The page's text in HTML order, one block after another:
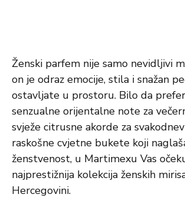
Ženski parfem nije samo nevidljivi
on je odraz emocije, stila i snažan
ostavljate u prostoru. Bilo da
senzualne orijentalne note za
svježe citrusne akorde za
raskošne cvjetne bukete koji
ženstvenost, u Martimexu Vas
najprestižnija kolekcija ženskih
Hercegovini.